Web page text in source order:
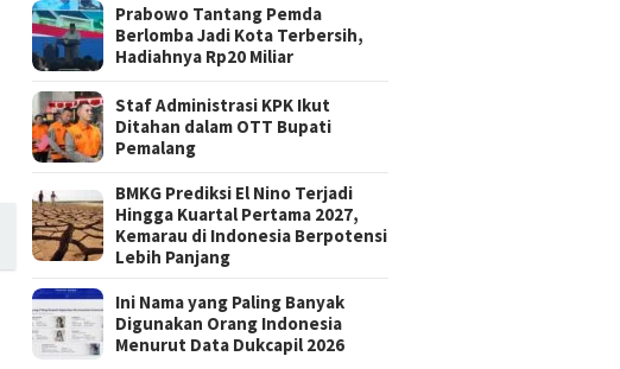
Prabowo Tantang Pemda
Berlomba Jadi Kota Terbersih,
Hadiahnya Rp20 Miliar
Staf Administrasi KPK Ikut
Ditahan dalam OTT Bupati
Pemalang
BMKG Prediksi El Nino Terjadi
Hingga Kuartal Pertama 2027,
Kemarau di Indonesia Berpotensi
Lebih Panjang
Ini Nama yang Paling Banyak
Digunakan Orang Indonesia
Menurut Data Dukcapil 2026